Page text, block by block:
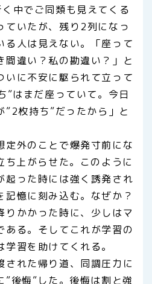
中でご同類も見えてくる
ていたが、残り2列になっ
る人は見えない。「座って
間違い？私の勘違い？」と
いに不安に駆られて立って
”はまだ座っていて。今日
”2枚持ち”だったから」と
定外のことで爆発寸前にな
ち上がらせた。このように
起った時には強く誘発され
記憶に刻み込む。なぜか？
りかかった時に、少しはマ
ある。そしてこれが学習の
習を助けてくれる。
された帰り道、同調圧力に
後悔”した。後悔は割と強